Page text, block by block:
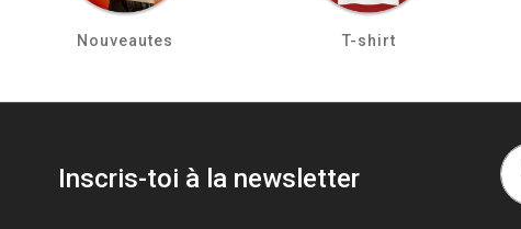
Nouveautes T-shirt
Inscris-toi à la newsletter